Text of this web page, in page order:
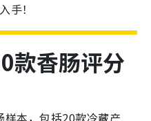
手！
款香肠评分